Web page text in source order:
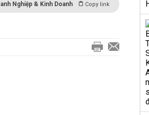
Nghiệp & Kinh Doanh Copy link